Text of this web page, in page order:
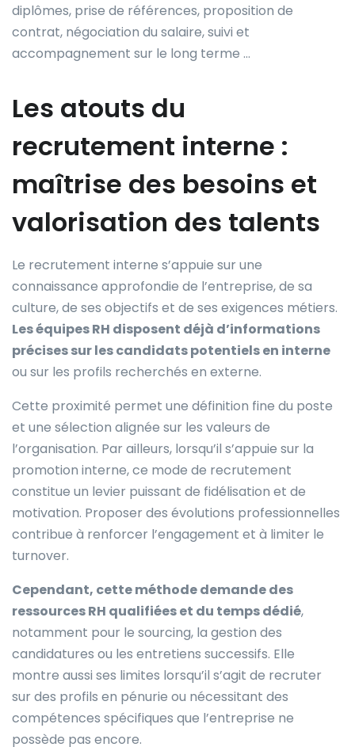
diplômes, prise de références, proposition de
contrat, négociation du salaire, suivi et
accompagnement sur le long terme …
Les atouts du
recrutement interne :
maîtrise des besoins et
valorisation des talents
Le recrutement interne s’appuie sur une
connaissance approfondie de l’entreprise, de sa
culture, de ses objectifs et de ses exigences métiers.
Les équipes RH disposent déjà d’informations
précises sur les candidats potentiels en interne
ou sur les profils recherchés en externe.
Cette proximité permet une définition fine du poste
et une sélection alignée sur les valeurs de
l’organisation. Par ailleurs, lorsqu’il s’appuie sur la
promotion interne, ce mode de recrutement
constitue un levier puissant de fidélisation et de
motivation. Proposer des évolutions professionnelles
contribue à renforcer l’engagement et à limiter le
turnover.
Cependant, cette méthode demande des
ressources RH qualifiées et du temps dédié,
notamment pour le sourcing, la gestion des
candidatures ou les entretiens successifs. Elle
montre aussi ses limites lorsqu’il s’agit de recruter
sur des profils en pénurie ou nécessitant des
compétences spécifiques que l’entreprise ne
possède pas encore.